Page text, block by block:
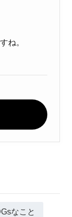
ね。
なこと